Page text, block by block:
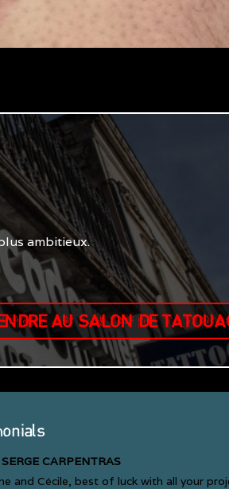
ambitieux.
AU SALON DE
SERGE CARPENTRAS
and Cécile, best of luck with all your